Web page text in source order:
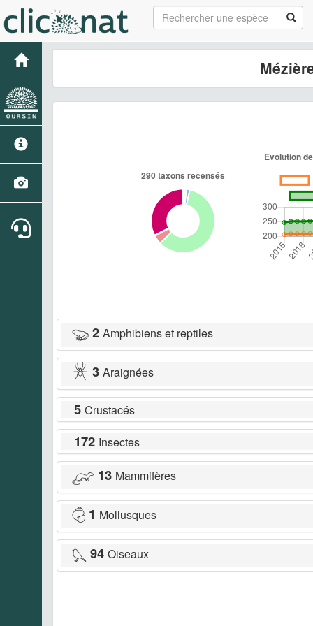
2 Amphibiens et reptiles
3 Araignées
5 Crustacés
172 Insectes
13 Mammifères
1 Mollusques
94 Oiseaux